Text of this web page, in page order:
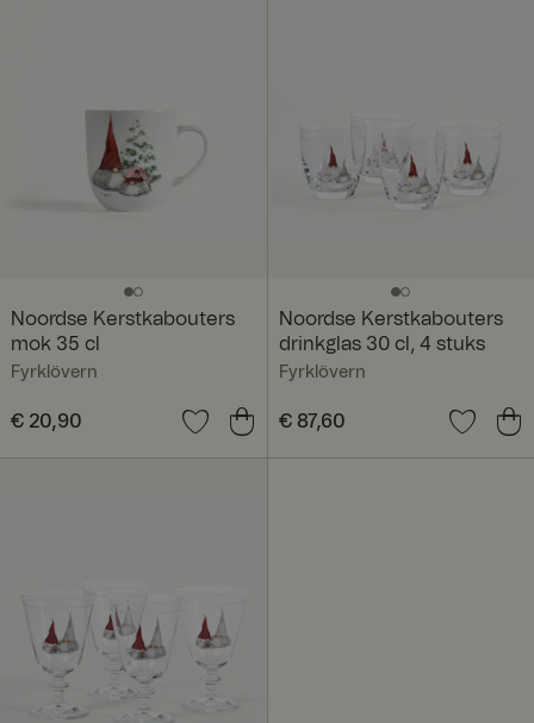
Noordse Kerstkabouters
mok 35 cl
Fyrklövern
Prijs:€ 20,90
€ 20,90
Noordse Kerstkabouters
drinkglas 30 cl, 4 stuks
Fyrklövern
Prijs:€ 87,60
€ 87,60